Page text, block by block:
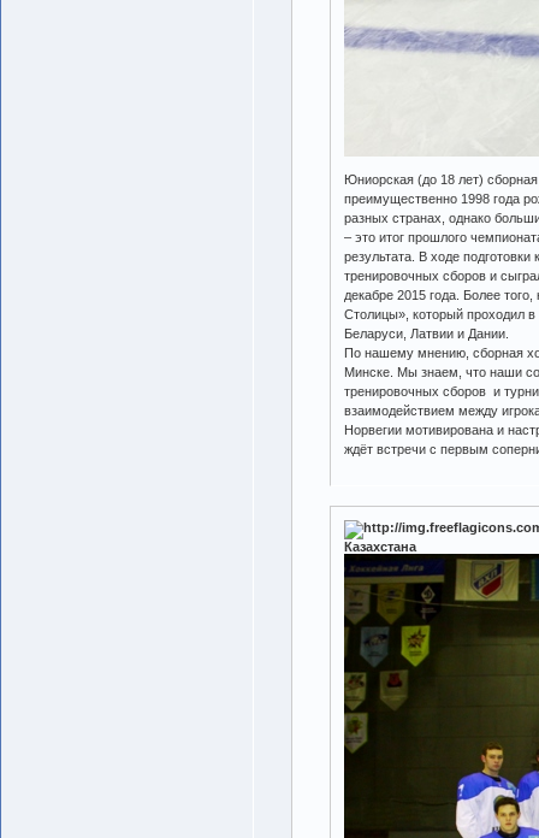
Юниорская (до 18 лет)
преимущественно 1998 года
разных странах, однако
– это итог прошлого
результата. В ходе
тренировочных сборов и
декабре 2015 года. Более
Столицы», который проходил в
Беларуси, Латвии и Дании.
По нашему мнению, сборная
Минске. Мы знаем, что наши
тренировочных сборов и
взаимодействием между
Норвегии мотивирована и
ждёт встречи с первым
Казахстана